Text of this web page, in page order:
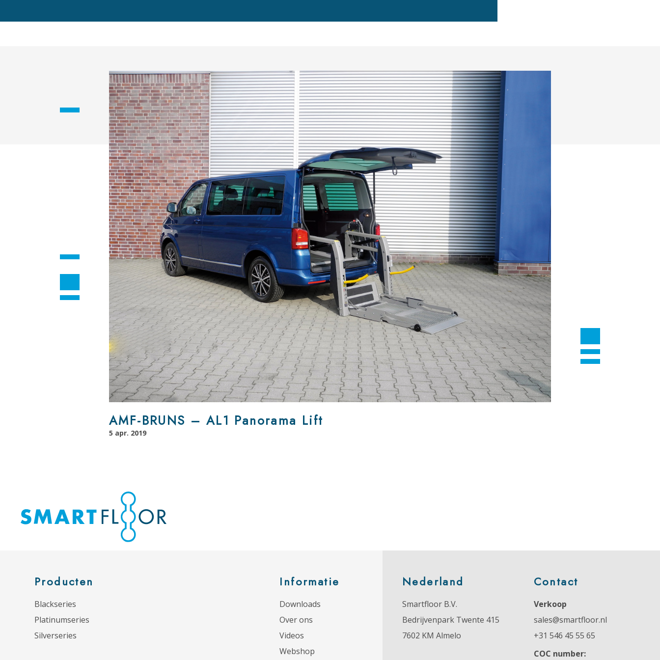
AMF-BRUNS – AL1 Panorama Lift
5 apr. 2019
Producten
Blackseries
Platinumseries
Silverseries
Informatie
Downloads
Over ons
Videos
Webshop
Nederland
Smartfloor B.V.
Bedrijvenpark Twente 415
7602 KM Almelo
Contact
Verkoop
sales@smartfloor.nl
+31 546 45 55 65
COC number: